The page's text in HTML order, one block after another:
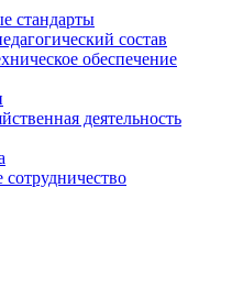
стандарты
состав
обеспечение
деятельность